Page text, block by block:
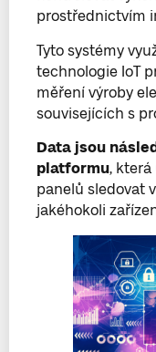
prostřednictvím
Tyto systémy
technologie IoT
měření výroby
souvisejících s
Data jsou
platformu,
panelů sledovat
jakéhokoli